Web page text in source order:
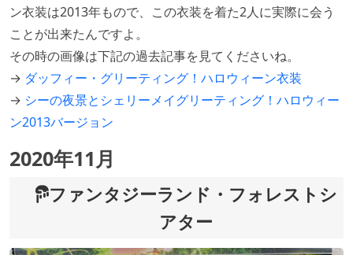
ン衣装は2013年もので、この衣装を着た2人に実際に会う
ことが出来たんですよ。
その時の画像は下記の過去記事を見てくださいね。
→ ダッフィー・グリーティング！ハロウィーン衣装
→ シーの夜景とシェリーメイグリーティング！ハロウィー
ン2013バージョン
2020年11月
ファンタジーランド・フォレストシ
アター